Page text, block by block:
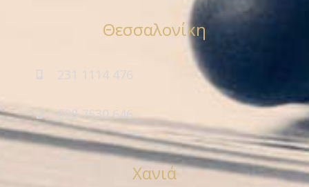
Θεσσαλονίκη
231 1114 476
698 7530 646
Χανιά